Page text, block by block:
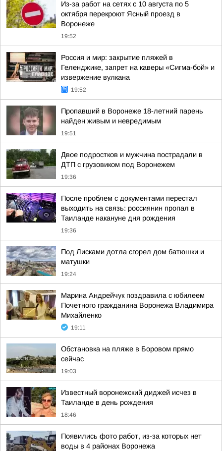
Из-за работ на сетях с 10 августа по 5
октября перекроют Ясный проезд в
Воронеже
19:52
Россия и мир: закрытие пляжей в
Геленджике, запрет на каверы «Сигма-бой» и
извержение вулкана
19:52
Пропавший в Воронеже 18-летний парень
найден живым и невредимым
19:51
Двое подростков и мужчина пострадали в
ДТП с грузовиком под Воронежем
19:36
После проблем с документами перестал
выходить на связь: россиянин пропал в
Таиланде накануне дня рождения
19:36
Под Лисками дотла сгорел дом батюшки и
матушки
19:24
Марина Андрейчук поздравила с юбилеем
Почетного гражданина Воронежа Владимира
Михайленко
19:11
Обстановка на пляже в Боровом прямо
сейчас
19:03
Известный воронежский диджей исчез в
Таиланде в день рождения
18:46
Появились фото работ, из-за которых нет
воды в 4 районах Воронежа